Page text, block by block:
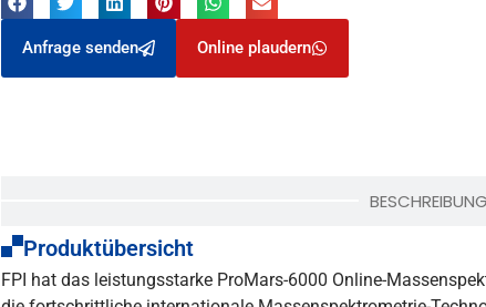
Anfrage senden Online plaudern
BESCHREIBUNG
Produktübersicht
FPI hat das leistungsstarke ProMars-6000 Online-